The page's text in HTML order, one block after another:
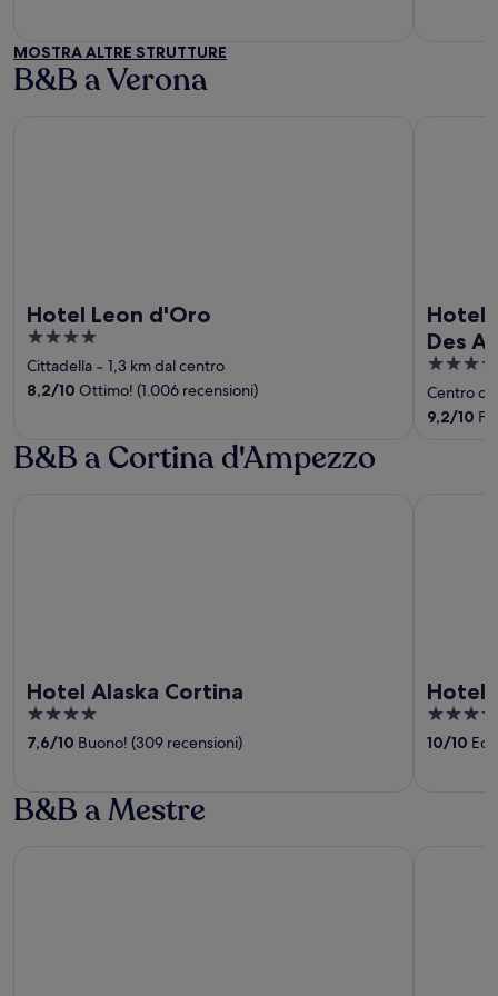
MOSTRA ALTRE STRUTTURE
B&B a Verona
Hotel Leon d'Oro
4
out
of
Cittadella ‐ 1,3 km dal centro
8,2/10 Ottimo! (1.006 recensioni)
Hotel
Des
4
out
of
Centro di
9,2/10
B&B a Cortina d'Ampezzo
Hotel Alaska Cortina
4
out
7,6/10 Buono! (309 recensioni)
Hotel
5
out
10/10
B&B a Mestre